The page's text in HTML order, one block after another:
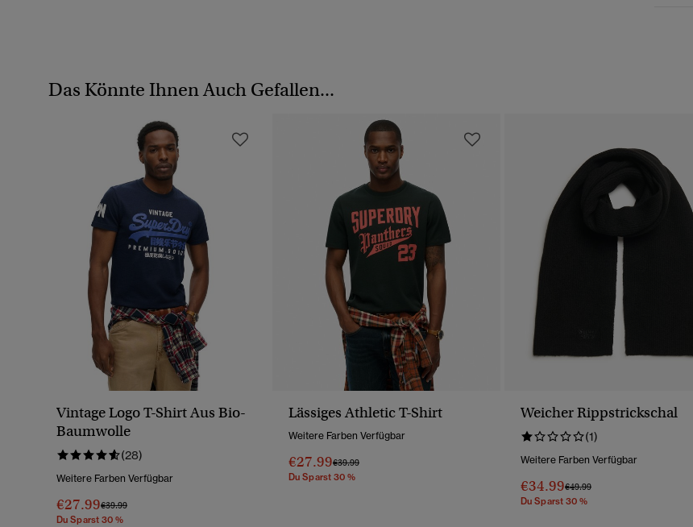
Das Könnte Ihnen Auch Gefallen...
Vintage Logo T-Shirt Aus Bio-
Baumwolle
(28)
Weitere Farben Verfügbar
€27.99Preis Wurde Reduziert Von
€39.99Bis
Du Sparst 30 %
Lässiges Athletic T-Shirt
Weitere Farben Verfügbar
€27.99Preis Wurde Reduziert Von
€39.99Bis
Du Sparst 30 %
Weicher Rippstrickschal
(1)
Weitere Farben Verfügbar
€34.99Preis Wurde Reduziert Von
€49.99Bis
Du Sparst 30 %